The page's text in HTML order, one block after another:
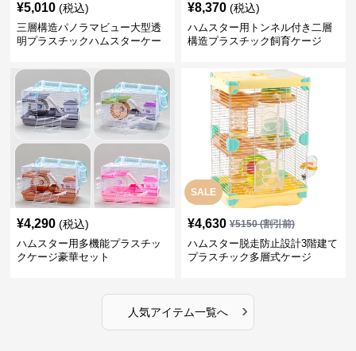
¥5,010 (税込)
三層構造パノラマビュー大型透
明プラスチックハムスターケー
¥8,370 (税込)
ハムスター用トンネル付き二層
構造プラスチック飼育ケージ
¥4,290 (税込)
ハムスター用多機能プラスチッ
クケージ豪華セット
SALE
¥4,630 ¥5150(割引前)
ハムスター脱走防止設計3階建て
プラスチック多層式ケージ
人気アイテム一覧へ ›